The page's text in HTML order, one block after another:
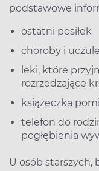
podstawowe
ostatni posiłek
choroby i
leki, które
rozrzedzające
książeczka
telefon do
pogłębienia
U osób starszych,